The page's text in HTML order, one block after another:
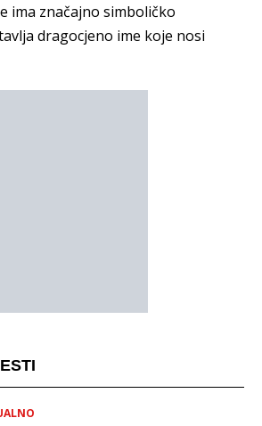
ima značajno simboličko
dragocjeno ime koje nosi